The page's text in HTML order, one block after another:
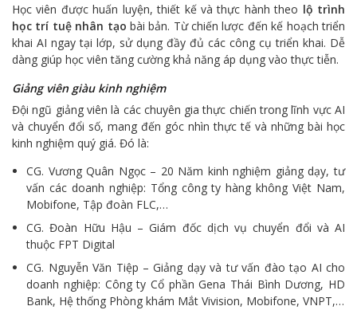
Học viên được huấn luyện, thiết kế và thực hành theo lộ trình
học trí tuệ nhân tạo bài bản. Từ chiến lược đến kế hoạch triển
khai AI ngay tại lớp, sử dụng đầy đủ các công cụ triển khai. Dễ
dàng giúp học viên tăng cường khả năng áp dụng vào thực tiễn.
Giảng viên giàu kinh nghiệm
Đội ngũ giảng viên là các chuyên gia thực chiến trong lĩnh vực AI
và chuyển đổi số, mang đến góc nhìn thực tế và những bài học
kinh nghiệm quý giá. Đó là:
CG. Vương Quân Ngọc – 20 Năm kinh nghiệm giảng dạy, tư
vấn các doanh nghiệp: Tổng công ty hàng không Việt Nam,
Mobifone, Tập đoàn FLC,…
CG. Đoàn Hữu Hậu – Giám đốc dịch vụ chuyển đổi và AI
thuộc FPT Digital
CG. Nguyễn Văn Tiệp – Giảng dạy và tư vấn đào tạo AI cho
doanh nghiệp: Công ty Cổ phần Gena Thái Bình Dương, HD
Bank, Hệ thống Phòng khám Mắt Vivision, Mobifone, VNPT,…